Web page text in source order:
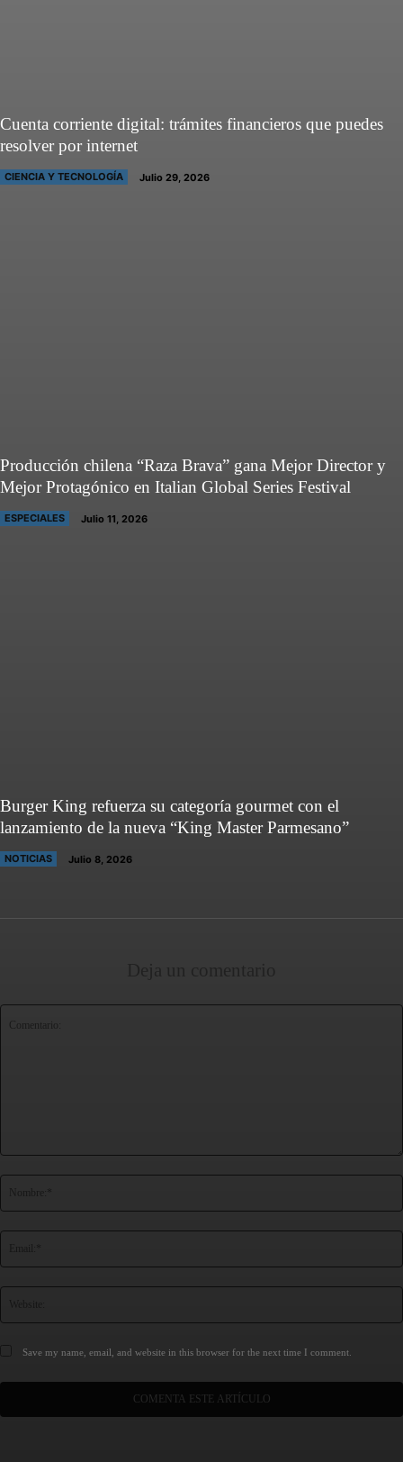
Cuenta corriente digital: trámites financieros que puedes
resolver por internet
CIENCIA Y TECNOLOGÍA Julio 29, 2026
Producción chilena “Raza Brava” gana Mejor Director y
Mejor Protagónico en Italian Global Series Festival
ESPECIALES Julio 11, 2026
Burger King refuerza su categoría gourmet con el
lanzamiento de la nueva “King Master Parmesano”
NOTICIAS Julio 8, 2026
Save my name, email, and website in this browser for the next time I comment.